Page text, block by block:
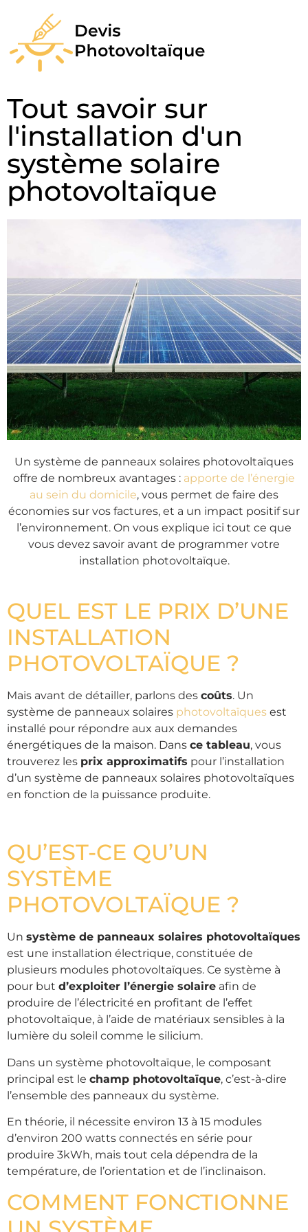
Tout savoir sur
l'installation d'un
système solaire
photovoltaïque
Un système de panneaux solaires photovoltaïques
offre de nombreux avantages : apporte de l’énergie
au sein du domicile, vous permet de faire des
économies sur vos factures, et a un impact positif sur
l’environnement. On vous explique ici tout ce que
vous devez savoir avant de programmer votre
installation photovoltaïque.
QUEL EST LE PRIX D’UNE
INSTALLATION
PHOTOVOLTAÏQUE ?
Mais avant de détailler, parlons des coûts. Un
système de panneaux solaires photovoltaïques est
installé pour répondre aux aux demandes
énergétiques de la maison. Dans ce tableau, vous
trouverez les prix approximatifs pour l’installation
d’un système de panneaux solaires photovoltaïques
en fonction de la puissance produite.
QU’EST-CE QU’UN
SYSTÈME
PHOTOVOLTAÏQUE ?
Un système de panneaux solaires photovoltaïques
est une installation électrique, constituée de
plusieurs modules photovoltaïques. Ce système à
pour but d’exploiter l’énergie solaire afin de
produire de l’électricité en profitant de l’effet
photovoltaïque, à l’aide de matériaux sensibles à la
lumière du soleil comme le silicium.
Dans un système photovoltaïque, le composant
principal est le champ photovoltaïque, c’est-à-dire
l’ensemble des panneaux du système.
En théorie, il nécessite environ 13 à 15 modules
d’environ 200 watts connectés en série pour
produire 3kWh, mais tout cela dépendra de la
température, de l’orientation et de l’inclinaison.
COMMENT FONCTIONNE